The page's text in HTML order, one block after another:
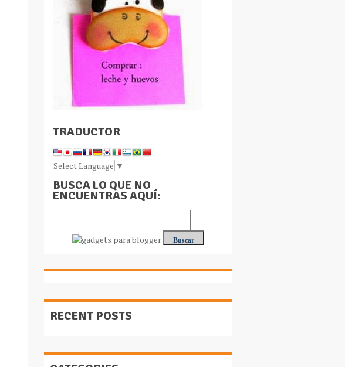
TRADUCTOR
Select Language ▼
BUSCA LO QUE NO
ENCUENTRAS AQUÍ:
RECENT POSTS